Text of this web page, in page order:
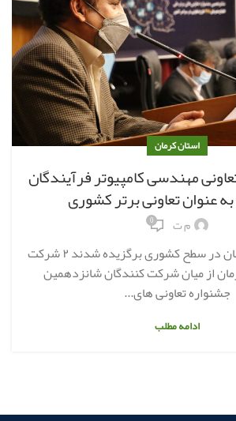
استان کرمان
مهندسی کامپیوتر فرآیندگان
عنوان تعاونی برتر کشوری
م ت 0
2 تعاونی استان کرمان در سطح کشوری برگزیده شدند ۲ شرکت
از میان شرکت کنندگان شانزدهمین
جشنواره تعاونی های...
ادامه مطلب